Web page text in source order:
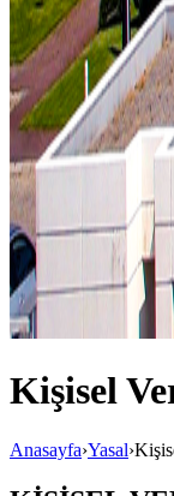
Kişisel
Anasayfa›Yasal›